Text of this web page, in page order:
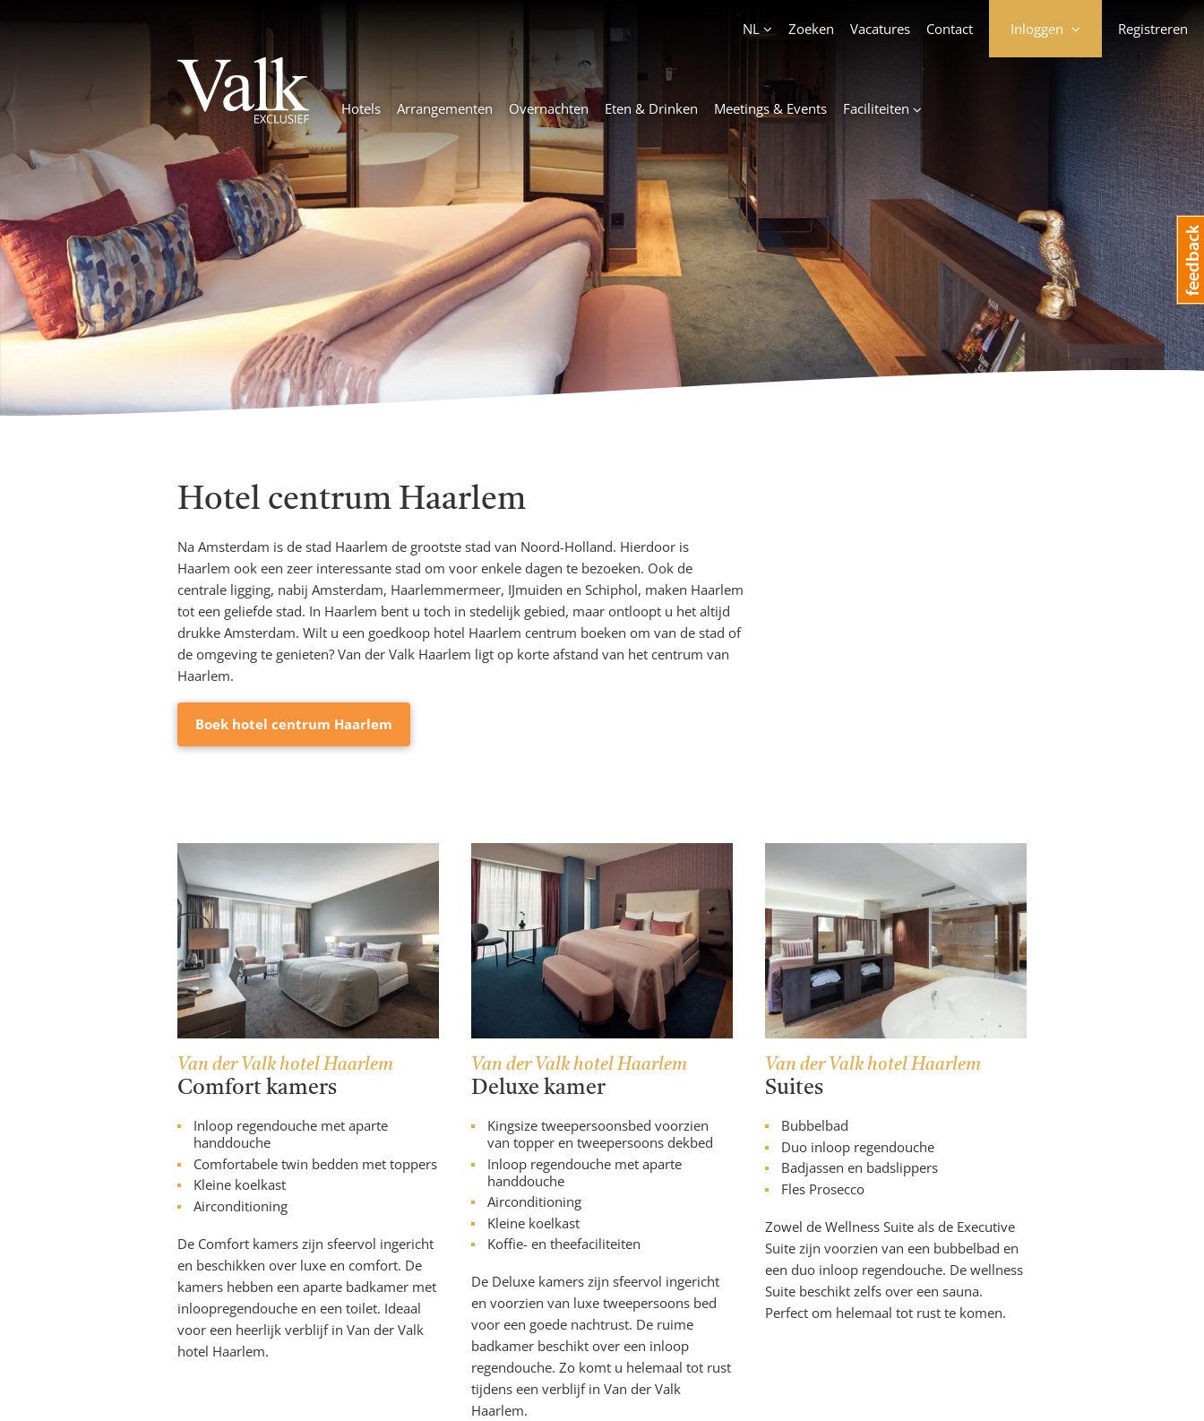
NL
Zoeken Vacatures Contact Inloggen Registreren
Hotels Arrangementen Overnachten Eten & Drinken Meetings & Events Faciliteiten
Hotel centrum Haarlem
Na Amsterdam is de stad Haarlem de grootste stad van Noord-Holland. Hierdoor is
Haarlem ook een zeer interessante stad om voor enkele dagen te bezoeken. Ook de
centrale ligging, nabij Amsterdam, Haarlemmermeer, IJmuiden en Schiphol, maken Haarlem
tot een geliefde stad. In Haarlem bent u toch in stedelijk gebied, maar ontloopt u het altijd
drukke Amsterdam. Wilt u een goedkoop hotel Haarlem centrum boeken om van de stad of
de omgeving te genieten? Van der Valk Haarlem ligt op korte afstand van het centrum van
Haarlem.
Boek hotel centrum Haarlem
Van der Valk hotel Haarlem
Comfort kamers
Inloop regendouche met aparte
handdouche
Comfortabele twin bedden met toppers
Kleine koelkast
Airconditioning
De Comfort kamers zijn sfeervol ingericht
en beschikken over luxe en comfort. De
kamers hebben een aparte badkamer met
inloopregendouche en een toilet. Ideaal
voor een heerlijk verblijf in Van der Valk
hotel Haarlem.
Van der Valk hotel Haarlem
Deluxe kamer
Kingsize tweepersoonsbed voorzien
van topper en tweepersoons dekbed
Inloop regendouche met aparte
handdouche
Airconditioning
Kleine koelkast
Koffie- en theefaciliteiten
De Deluxe kamers zijn sfeervol ingericht
en voorzien van luxe tweepersoons bed
voor een goede nachtrust. De ruime
badkamer beschikt over een inloop
regendouche. Zo komt u helemaal tot rust
tijdens een verblijf in Van der Valk
Haarlem.
Van der Valk hotel Haarlem
Suites
Bubbelbad
Duo inloop regendouche
Badjassen en badslippers
Fles Prosecco
Zowel de Wellness Suite als de Executive
Suite zijn voorzien van een bubbelbad en
een duo inloop regendouche. De wellness
Suite beschikt zelfs over een sauna.
Perfect om helemaal tot rust te komen.